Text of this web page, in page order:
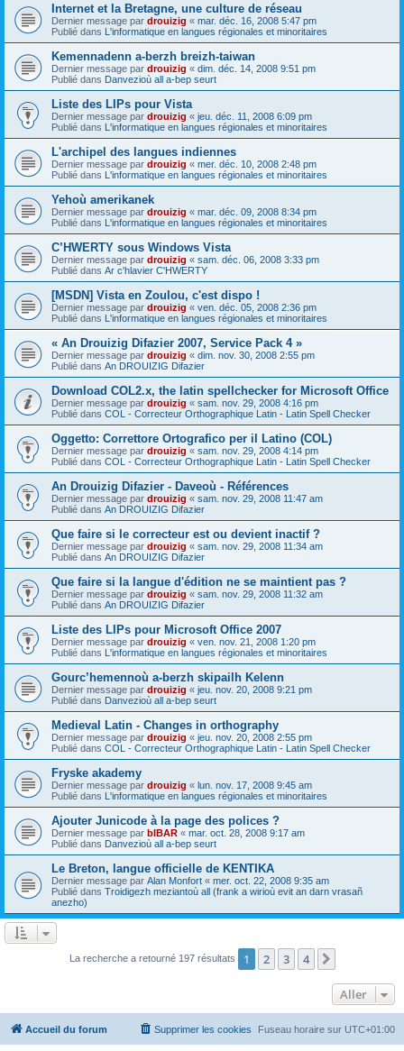
Internet et la Bretagne, une culture de réseau
Dernier message par drouizig « mar. déc. 16, 2008 5:47 pm
Publié dans L'informatique en langues régionales et minoritaires
Kemennadenn a-berzh breizh-taiwan
Dernier message par drouizig « dim. déc. 14, 2008 9:51 pm
Publié dans Danvezioù all a-bep seurt
Liste des LIPs pour Vista
Dernier message par drouizig « jeu. déc. 11, 2008 6:09 pm
Publié dans L'informatique en langues régionales et minoritaires
L'archipel des langues indiennes
Dernier message par drouizig « mer. déc. 10, 2008 2:48 pm
Publié dans L'informatique en langues régionales et minoritaires
Yehoù amerikanek
Dernier message par drouizig « mar. déc. 09, 2008 8:34 pm
Publié dans L'informatique en langues régionales et minoritaires
C’HWERTY sous Windows Vista
Dernier message par drouizig « sam. déc. 06, 2008 3:33 pm
Publié dans Ar c'hlavier C'HWERTY
[MSDN] Vista en Zoulou, c'est dispo !
Dernier message par drouizig « ven. déc. 05, 2008 2:36 pm
Publié dans L'informatique en langues régionales et minoritaires
« An Drouizig Difazier 2007, Service Pack 4 »
Dernier message par drouizig « dim. nov. 30, 2008 2:55 pm
Publié dans An DROUIZIG Difazier
Download COL2.x, the latin spellchecker for Microsoft Office
Dernier message par drouizig « sam. nov. 29, 2008 4:16 pm
Publié dans COL - Correcteur Orthographique Latin - Latin Spell Checker
Oggetto: Correttore Ortografico per il Latino (COL)
Dernier message par drouizig « sam. nov. 29, 2008 4:14 pm
Publié dans COL - Correcteur Orthographique Latin - Latin Spell Checker
An Drouizig Difazier - Daveoù - Références
Dernier message par drouizig « sam. nov. 29, 2008 11:47 am
Publié dans An DROUIZIG Difazier
Que faire si le correcteur est ou devient inactif ?
Dernier message par drouizig « sam. nov. 29, 2008 11:34 am
Publié dans An DROUIZIG Difazier
Que faire si la langue d'édition ne se maintient pas ?
Dernier message par drouizig « sam. nov. 29, 2008 11:32 am
Publié dans An DROUIZIG Difazier
Liste des LIPs pour Microsoft Office 2007
Dernier message par drouizig « ven. nov. 21, 2008 1:20 pm
Publié dans L'informatique en langues régionales et minoritaires
Gourc’hemennoù a-berzh skipailh Kelenn
Dernier message par drouizig « jeu. nov. 20, 2008 9:21 pm
Publié dans Danvezioù all a-bep seurt
Medieval Latin - Changes in orthography
Dernier message par drouizig « jeu. nov. 20, 2008 2:55 pm
Publié dans COL - Correcteur Orthographique Latin - Latin Spell Checker
Fryske akademy
Dernier message par drouizig « lun. nov. 17, 2008 9:45 am
Publié dans L'informatique en langues régionales et minoritaires
Ajouter Junicode à la page des polices ?
Dernier message par bIBAR « mar. oct. 28, 2008 9:17 am
Publié dans Danvezioù all a-bep seurt
Le Breton, langue officielle de KENTIKA
Dernier message par Alan Monfort « mer. oct. 22, 2008 9:35 am
Publié dans Troidigezh meziantoù all (frank a wirioù evit an darn vrasañ
anezho)
La recherche a retourné 197 résultats 1 2 3 4
Aller
Accueil du forum Fuseau horaire sur UTC+01:00
Supprimer les cookies